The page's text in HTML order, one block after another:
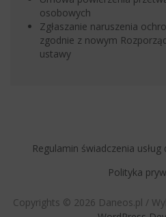
osobowych
Zgłaszanie naruszenia
zgodnie z nowym
ustawy
Regulamin świadczenia
Polityka
Copyrights © 2026 Daneos.pl /